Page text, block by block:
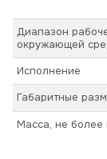
Диапазон
окружающей
Исполнение
Габаритные
Масса, не более